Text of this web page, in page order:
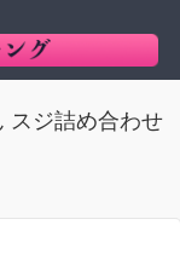
ジ詰め合わせ